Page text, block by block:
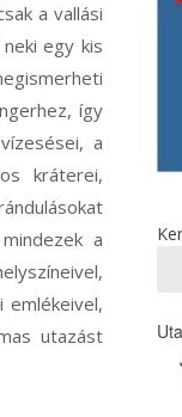
a vallási
egy kis
így
a
kráterei,
a
utazást